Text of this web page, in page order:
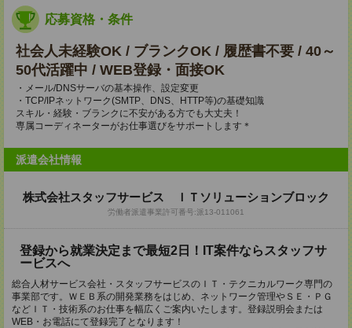
応募資格・条件
社会人未経験OK / ブランクOK / 履歴書不要 / 40～
50代活躍中 / WEB登録・面接OK
・メール/DNSサーバの基本操作、設定変更
・TCP/IPネットワーク(SMTP、DNS、HTTP等)の基礎知識
スキル・経験・ブランクに不安がある方でも大丈夫！
専属コーディネーターがお仕事選びをサポートします＊
派遣会社情報
株式会社スタッフサービス ＩＴソリューションブロック
労働者派遣事業許可番号:派13-011061
登録から就業決定まで最短2日！IT案件ならスタッフサ
ービスへ
総合人材サービス会社・スタッフサービスのＩＴ・テクニカルワーク専門の
事業部です。ＷＥＢ系の開発業務をはじめ、ネットワーク管理やＳＥ・ＰＧ
などＩＴ・技術系のお仕事を幅広くご案内いたします。登録説明会または
WEB・お電話にて登録完了となります！